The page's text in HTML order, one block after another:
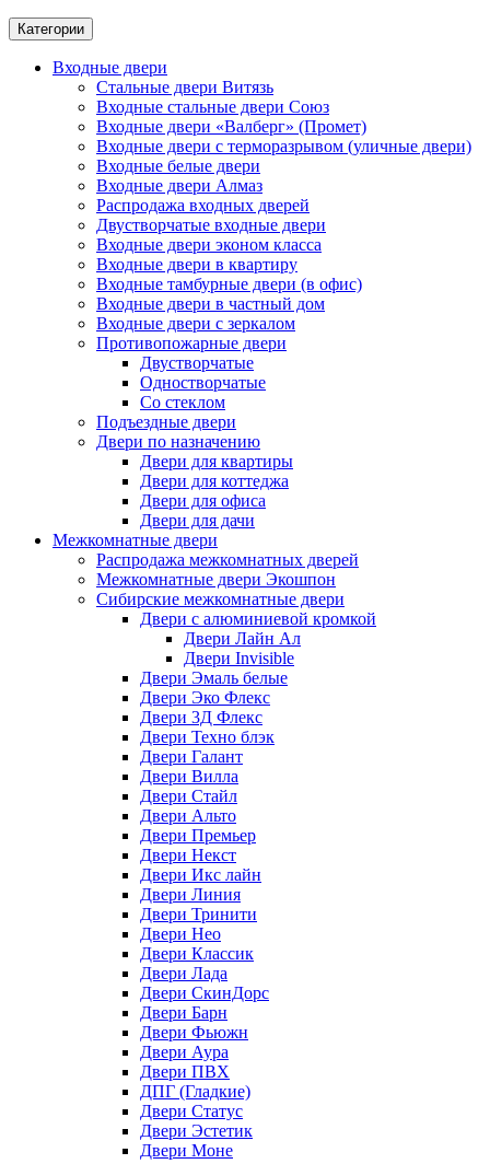
Категории
Входные двери
Стальные двери Витязь
Входные стальные двери Союз
Входные двери «Валберг» (Промет)
Входные двери с терморазрывом (уличные двери)
Входные белые двери
Входные двери Алмаз
Распродажа входных дверей
Двустворчатые входные двери
Входные двери эконом класса
Входные двери в квартиру
Входные тамбурные двери (в офис)
Входные двери в частный дом
Входные двери с зеркалом
Противопожарные двери
Двустворчатые
Одностворчатые
Со стеклом
Подъездные двери
Двери по назначению
Двери для квартиры
Двери для коттеджа
Двери для офиса
Двери для дачи
Межкомнатные двери
Распродажа межкомнатных дверей
Межкомнатные двери Экошпон
Сибирские межкомнатные двери
Двери с алюминиевой кромкой
Двери Лайн Ал
Двери Invisible
Двери Эмаль белые
Двери Эко Флекс
Двери 3Д Флекс
Двери Техно блэк
Двери Галант
Двери Вилла
Двери Стайл
Двери Альто
Двери Премьер
Двери Некст
Двери Икс лайн
Двери Линия
Двери Тринити
Двери Нео
Двери Классик
Двери Лада
Двери СкинДорс
Двери Барн
Двери Фьюжн
Двери Аура
Двери ПВХ
ДПГ (Гладкие)
Двери Статус
Двери Эстетик
Двери Моне